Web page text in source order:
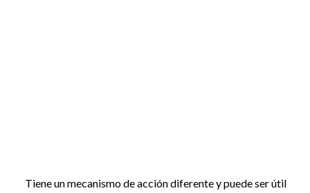
Tiene un mecanismo de acción diferente y puede ser útil